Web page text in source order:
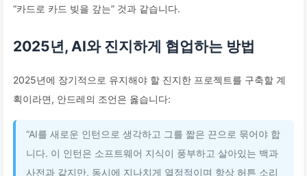
“카드로 카드 빚을 갚는” 것과 같습니다.
2025년, AI와 진지하게 협업하는 방법
2025년에 장기적으로 유지해야 할 진지한 프로젝트를 구축할 계
획이라면, 안드레의 조언은 옳습니다:
“AI를 새로운 인턴으로 생각하고 그를 짧은 끈으로 묶어야 합
니다. 이 인턴은 소프트웨어 지식이 풍부하고 살아있는 백과
사전과 같지만, 동시에 지나치게 열정적이며 항상 허튼 소리